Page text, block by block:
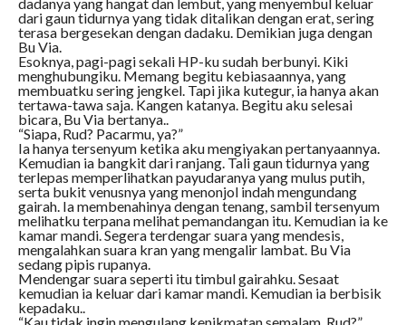
dari gaun tidurnya yang tidak ditalikan dengan erat, sering
terasa bergesekan dengan dadaku. Demikian juga dengan
Bu Via.
Esoknya, pagi-pagi sekali HP-ku sudah berbunyi. Kiki
menghubungiku. Memang begitu kebiasaannya, yang
membuatku sering jengkel. Tapi jika kutegur, ia hanya akan
tertawa-tawa saja. Kangen katanya. Begitu aku selesai
bicara, Bu Via bertanya..
“Siapa, Rud? Pacarmu, ya?”
Ia hanya tersenyum ketika aku mengiyakan pertanyaannya.
Kemudian ia bangkit dari ranjang. Tali gaun tidurnya yang
terlepas memperlihatkan payudaranya yang mulus putih,
serta bukit venusnya yang menonjol indah mengundang
gairah. Ia membenahinya dengan tenang, sambil tersenyum
melihatku terpana melihat pemandangan itu. Kemudian ia ke
kamar mandi. Segera terdengar suara yang mendesis,
mengalahkan suara kran yang mengalir lambat. Bu Via
sedang pipis rupanya.
Mendengar suara seperti itu timbul gairahku. Sesaat
kemudian ia keluar dari kamar mandi. Kemudian ia berbisik
kepadaku..